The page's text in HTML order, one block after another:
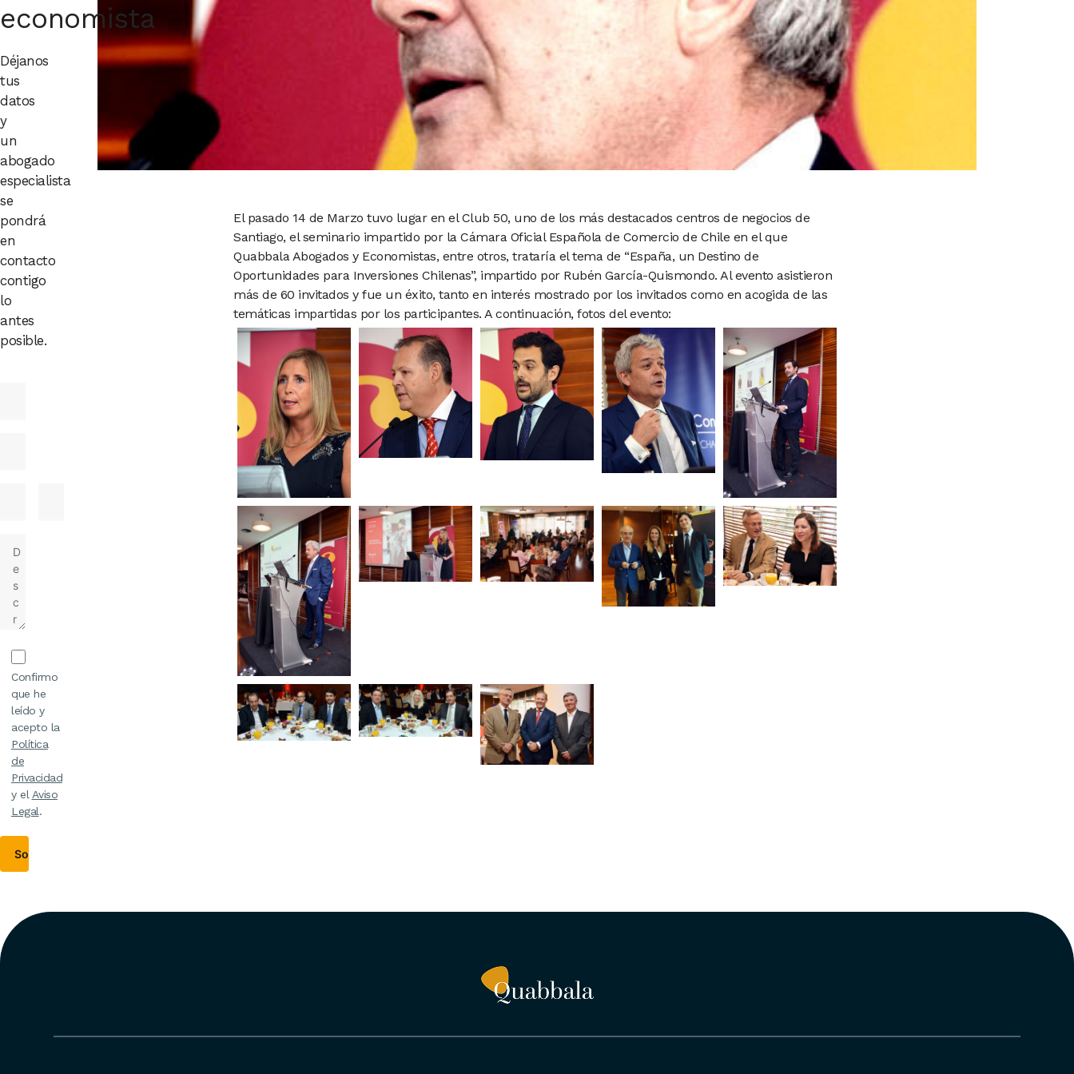
El pasado 14 de Marzo tuvo lugar en el Club 50, uno de los más destacados centros de negocios de
Santiago, el seminario impartido por la Cámara Oficial Española de Comercio de Chile en el que
Quabbala Abogados y Economistas, entre otros, trataría el tema de “España, un Destino de
Oportunidades para Inversiones Chilenas”, impartido por Rubén García-Quismondo. Al evento asistieron
más de 60 invitados y fue un éxito, tanto en interés mostrado por los invitados como en acogida de las
temáticas impartidas por los participantes. A continuación, fotos del evento:
economista
Déjanos
tus
datos
y
un
abogado
especialista
se
pondrá
en
contacto
contigo
lo
antes
posible.
Confirmo
que he
leído y
acepto la
Política
de
Privacidad
y elAviso
Legal.